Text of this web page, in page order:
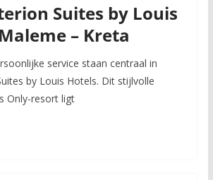
Suites by Louis
– Kreta
service staan centraal in
by Louis Hotels. Dit stijlvolle
Only-resort ligt